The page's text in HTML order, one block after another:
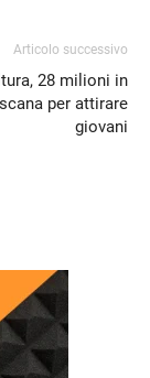
Articolo successivo
28 milioni in
per attirare
giovani